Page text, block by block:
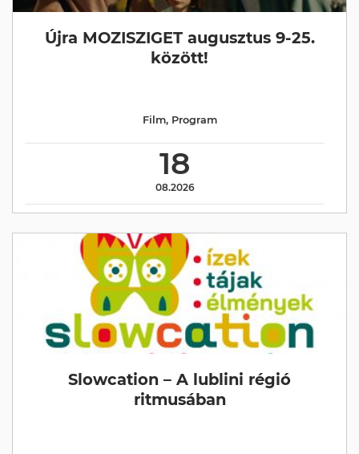
Újra MOZISZIGET augusztus 9-25.
között!
18
08.2026
Film, Program
Slowcation – A lublini régió
ritmusában